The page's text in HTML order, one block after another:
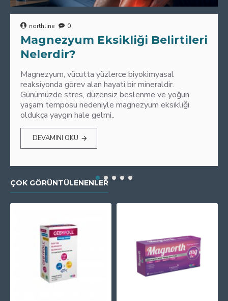
northline 0
Magnezyum Eksikliği Belirtileri
Nelerdir?
Magnezyum, vücutta yüzlerce biyokimyasal
reaksiyonda görev alan hayati bir mineraldir.
Günümüzde stres, düzensiz beslenme ve yoğun
yaşam temposu nedeniyle magnezyum eksikliği
oldukça yaygın hale gelmi..
DEVAMINI OKU
ÇOK GÖRÜNTÜLENENLER